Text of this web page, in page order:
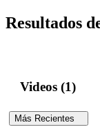
Resultados
Videos (1)
Más Recientes